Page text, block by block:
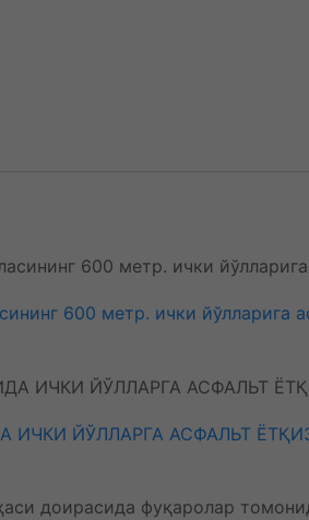
600 метр. ички йўлларига
ИЧКИ ЙЎЛЛАРГА АСФАЛЬТ